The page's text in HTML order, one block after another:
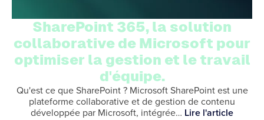
SharePoint 365, la solution
collaborative de Microsoft pour
optimiser la gestion et le travail
d'équipe.
Qu'est ce que SharePoint ? Microsoft SharePoint est une
plateforme collaborative et de gestion de contenu
développée par Microsoft, intégrée… Lire l'article